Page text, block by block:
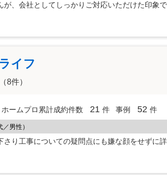
、会社としてしっかりご対応いただけた印象
イフ
（8件）
ホームプロ累計成約件数 21 件 事例 52 件
／男性）
さり工事についての疑問点にも嫌な顔をせず